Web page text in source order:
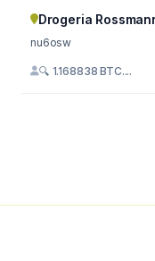
Drogeria
nu6osw
🔍 1.168838 BTC....